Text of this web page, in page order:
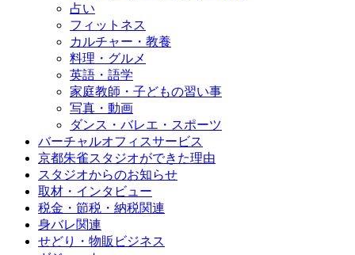
占い
フィットネス
カルチャー・教養
料理・グルメ
英語・語学
家庭教師・子どもの習い事
写真・動画
ダンス・バレエ・スポーツ
バーチャルオフィスサービス
京都朱雀スタジオができた理由
スタジオからのお知らせ
取材・インタビュー
税金・節税・納税関連
身バレ関連
せどり・物販ビジネス